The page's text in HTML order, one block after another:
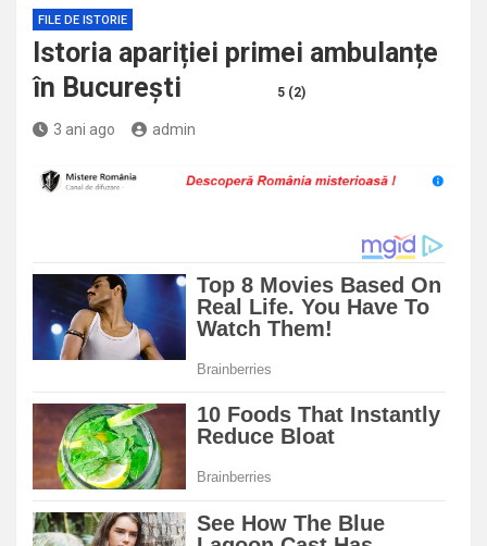
FILE DE ISTORIE
Istoria apariției primei ambulanțe
în București
5 (2)
3 ani ago admin